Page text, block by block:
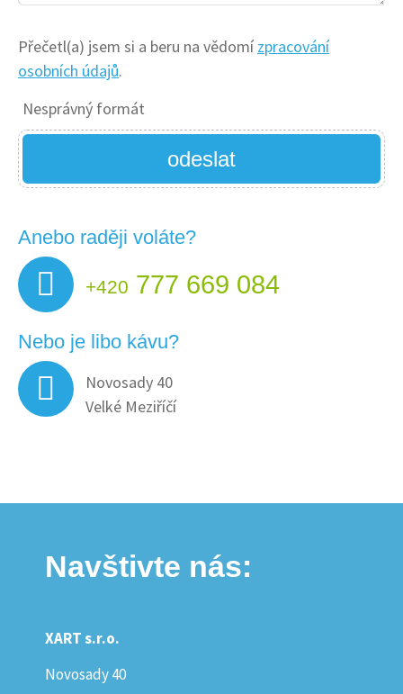
Přečetl(a) jsem si a beru na vědomí zpracování
osobních údajů.
Nesprávný formát
odeslat
Anebo raději voláte?
+420 777 669 084
Nebo je libo kávu?
Novosady 40
Velké Meziříčí
Navštivte nás:
XART s.r.o.
Novosady 40